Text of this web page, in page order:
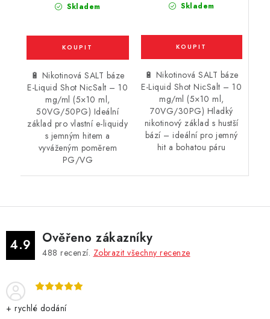
Skladem
🔋 Nikotinová SALT báze
E-Liquid Shot NicSalt – 10
mg/ml (5×10 ml,
50VG/50PG) Ideální
základ pro vlastní e-liquidy
s jemným hitem a
vyváženým poměrem
PG/VG
Skladem
🔋 Nikotinová SALT báze
E-Liquid Shot NicSalt – 10
mg/ml (5×10 ml,
70VG/30PG) Hladký
nikotinový základ s hustší
bází – ideální pro jemný
hit a bohatou páru
4.9 Ověřeno zákazníky
488 recenzí. Zobrazit všechny recenze
+ rychlé dodání